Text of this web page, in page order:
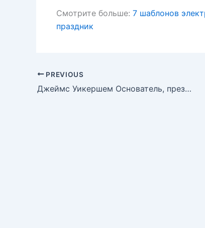
Смотрите больше: 7 шаблонов
праздник
PREVIOUS
Джеймс Уикершем Основатель, президент, генеральный директор